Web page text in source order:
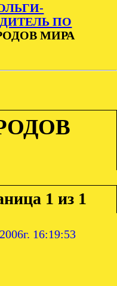
ПО
МИРА
1 из 1
16:19:53